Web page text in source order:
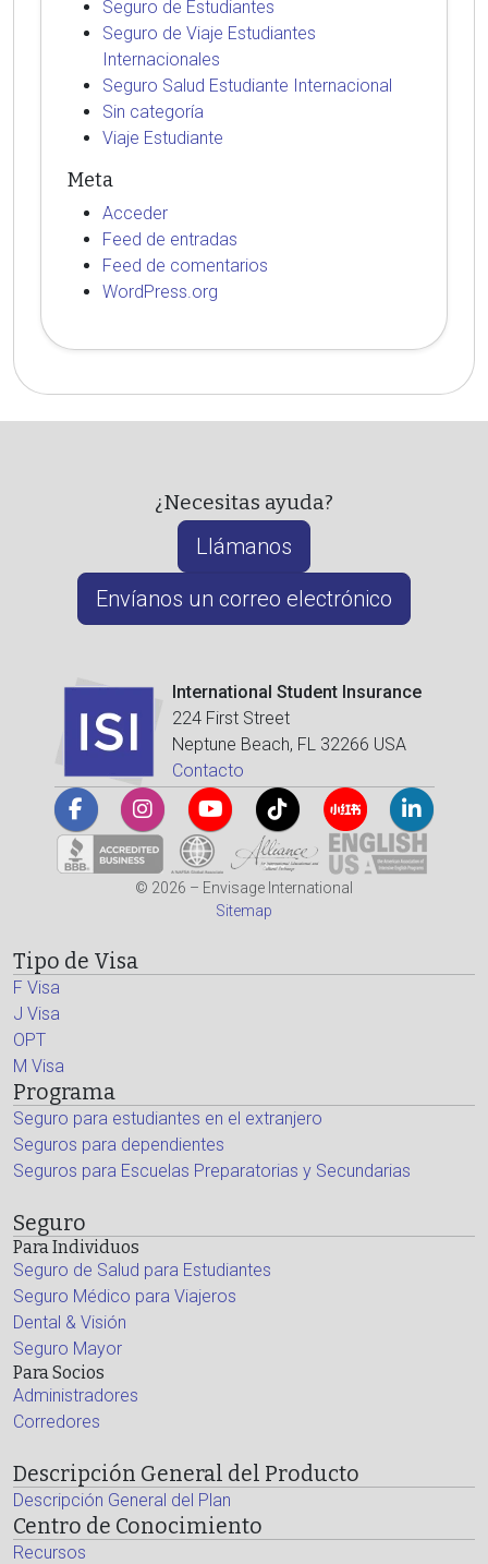
Seguro de Estudiantes
Seguro de Viaje Estudiantes
Internacionales
Seguro Salud Estudiante Internacional
Sin categoría
Viaje Estudiante
Meta
Acceder
Feed de entradas
Feed de comentarios
WordPress.org
¿Necesitas ayuda?
Llámanos
Envíanos un correo electrónico
International Student Insurance
224 First Street
Neptune Beach, FL 32266 USA
Contacto
© 2026 – Envisage International
Sitemap
Tipo de Visa
F Visa
J Visa
OPT
M Visa
Programa
Seguro para estudiantes en el extranjero
Seguros para dependientes
Seguros para Escuelas Preparatorias y Secundarias
Seguro
Para Individuos
Seguro de Salud para Estudiantes
Seguro Médico para Viajeros
Dental & Visión
Seguro Mayor
Para Socios
Administradores
Corredores
Descripción General del Producto
Descripción General del Plan
Centro de Conocimiento
Recursos